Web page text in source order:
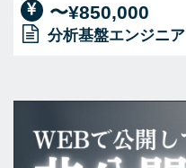
〜¥850,000
分析基盤エンジニア